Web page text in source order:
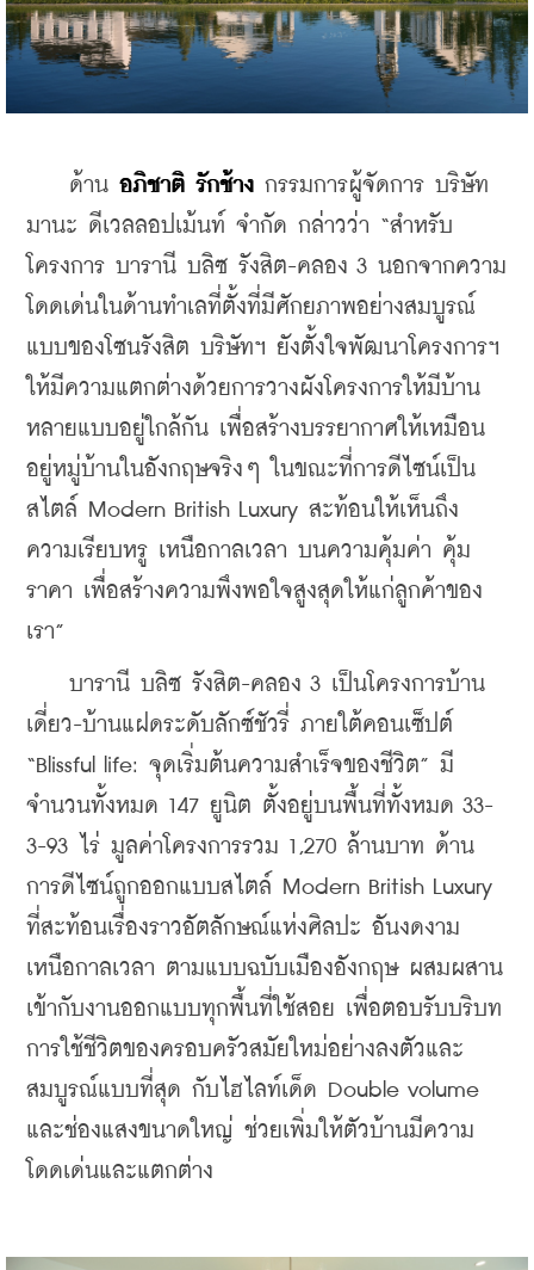
ด้าน อภิชาติ รักช้าง กรรมการผู้จัดการ บริษัท
มานะ ดีเวลลอปเม้นท์ จำกัด กล่าวว่า “สำหรับ
โครงการ บารานี บลิซ รังสิต-คลอง 3 นอกจากความ
โดดเด่นในด้านทำเลที่ตั้งที่มีศักยภาพอย่างสมบูรณ์
แบบของโซนรังสิต บริษัทฯ ยังตั้งใจพัฒนาโครงการฯ
ให้มีความแตกต่างด้วยการวางผังโครงการให้มีบ้าน
หลายแบบอยู่ใกล้กัน เพื่อสร้างบรรยากาศให้เหมือน
อยู่หมู่บ้านในอังกฤษจริงๆ ในขณะที่การดีไซน์เป็น
สไตล์ Modern British Luxury สะท้อนให้เห็นถึง
ความเรียบหรู เหนือกาลเวลา บนความคุ้มค่า คุ้ม
ราคา เพื่อสร้างความพึงพอใจสูงสุดให้แก่ลูกค้าของ
เรา”
บารานี บลิซ รังสิต-คลอง 3 เป็นโครงการบ้าน
เดี่ยว-บ้านแฝดระดับลักซ์ชัวรี่ ภายใต้คอนเซ็ปต์
“Blissful life: จุดเริ่มต้นความสำเร็จของชีวิต” มี
จำนวนทั้งหมด 147 ยูนิต ตั้งอยู่บนพื้นที่ทั้งหมด 33-
3-93 ไร่ มูลค่าโครงการรวม 1,270 ล้านบาท ด้าน
การดีไซน์ถูกออกแบบสไตล์ Modern British Luxury
ที่สะท้อนเรื่องราวอัตลักษณ์แห่งศิลปะ อันงดงาม
เหนือกาลเวลา ตามแบบฉบับเมืองอังกฤษ ผสมผสาน
เข้ากับงานออกแบบทุกพื้นที่ใช้สอย เพื่อตอบรับบริบท
การใช้ชีวิตของครอบครัวสมัยใหม่อย่างลงตัวและ
สมบูรณ์แบบที่สุด กับไฮไลท์เด็ด Double volume
และช่องแสงขนาดใหญ่ ช่วยเพิ่มให้ตัวบ้านมีความ
โดดเด่นและแตกต่าง